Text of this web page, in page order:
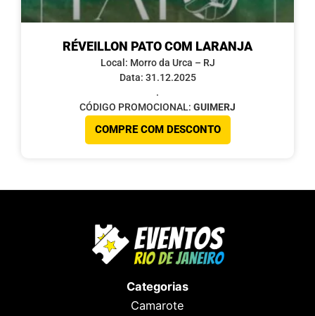
RÉVEILLON PATO COM LARANJA
Local: Morro da Urca – RJ
Data: 31.12.2025
.
CÓDIGO PROMOCIONAL: GUIMERJ
COMPRE COM DESCONTO
Categorias
Camarote